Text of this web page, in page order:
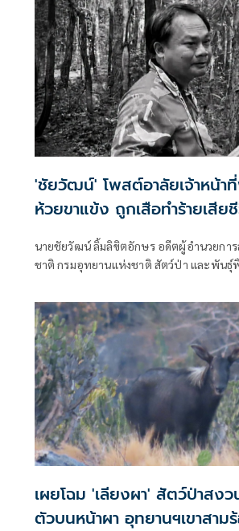
'ชัยวัฒน์' โพสต์อาลัยเจ้าหน้า
ห้วยขาแข้ง ถูกเสือทำร้ายเสี
ปกป้องผืนป่ามรดกโลก
นายชัยวัฒน์ ลิ้มลิขิตอักษร อดีตผู้อำนวยกา
ชาติ กรมอุทยานแห่งชาติ สัตว์ป่า และพันธุ์พื
เงียบงันลงด้วยความโศกเศร้า เมื่อต้องสูญเ
อย่างไม่มีวันกลับ..
เผยโฉม 'เลียงผา' สัตว์ป่าสงว
ตัวบนหน้าผา อุทยานฯเขาสาม